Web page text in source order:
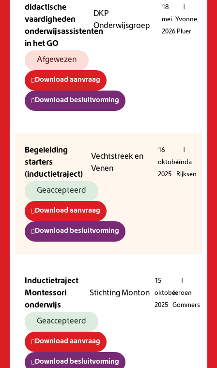
didactische
vaardigheden
onderwijsassistenten
in het GO
DKP
Onderwijsgroep
18
mei
2026
Yvonne
Pluer
Afgewezen
Download aanvraag
Download besluitvorming
Begeleiding
starters
(inductietraject)
Vechtstreek en
Venen
16
oktober
2025
Linda
Rijksen
Geaccepteerd
Download aanvraag
Download besluitvorming
Inductietraject
Montessori
onderwijs
Stichting Monton
15
oktober
2025
Jeroen
Gommers
Geaccepteerd
Download aanvraag
Download besluitvorming